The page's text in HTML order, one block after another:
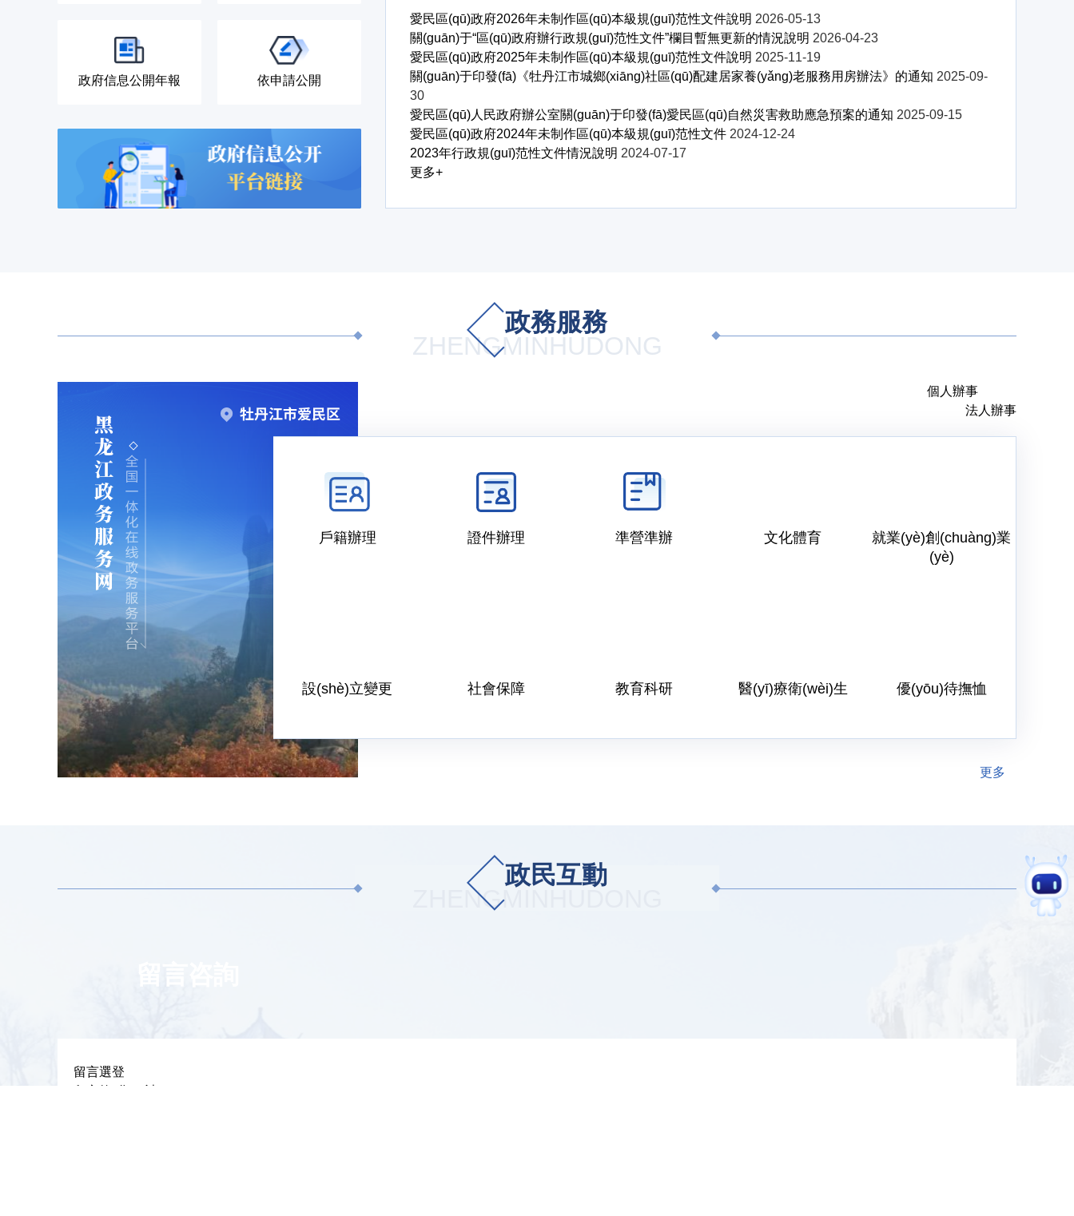
愛民區(qū)黨員干部群眾集中收看慶祝中國共產(chǎn)黨成立105周年大會實況
【今日愛民】智啟未來·創(chuàng)聚愛民——愛民區(qū)AIGC科創(chuàng)谷正式揭牌運營
日愛民】愛民區(qū)人大常委會組織開展“聚焦特色新興產(chǎn)業(yè) 賦能區(qū)域經(jīng)濟發(fā)展”專題調(diào)研
愛民區(qū)黨員干部群眾集中收看慶祝中國共產(chǎn)黨成立105周年大會實況
【今日愛民】智啟未來·創(chuàng)聚愛民——愛民區(qū)AIGC科創(chuàng)谷正式揭牌運營
政府信息公開年報 依申請公開
愛民區(qū)政府2026年未制作區(qū)本級規(guī)范性文件說明 2026-05-13
關(guān)于“區(qū)政府辦行政規(guī)范性文件”欄目暫無更新的情況說明 2026-04-23
愛民區(qū)政府2025年未制作區(qū)本級規(guī)范性文件說明 2025-11-19
關(guān)于印發(fā)《牡丹江市城鄉(xiāng)社區(qū)配建居家養(yǎng)老服務用房辦法》的通知 2025-09-
30
愛民區(qū)人民政府辦公室關(guān)于印發(fā)愛民區(qū)自然災害救助應急預案的通知 2025-09-15
愛民區(qū)政府2024年未制作區(qū)本級規(guī)范性文件 2024-12-24
2023年行政規(guī)范性文件情況說明 2024-07-17
更多+
政務服務
ZHENGMINHUDONG
個人辦事
法人辦事
戶籍辦理 證件辦理 準營準辦 文化體育
就業(yè)創(chuàng)業
(yè)
設(shè)立變更 社會保障 教育科研 醫(yī)療衛(wèi)生 優(yōu)待撫恤
更多
政民互動
ZHENGMINHUDONG
留言咨詢
留言選登